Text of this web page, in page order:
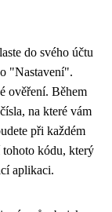
do svého účtu
"Nastavení".
ověření. Během
na které vám
při každém
tohoto kódu, který
aplikaci.